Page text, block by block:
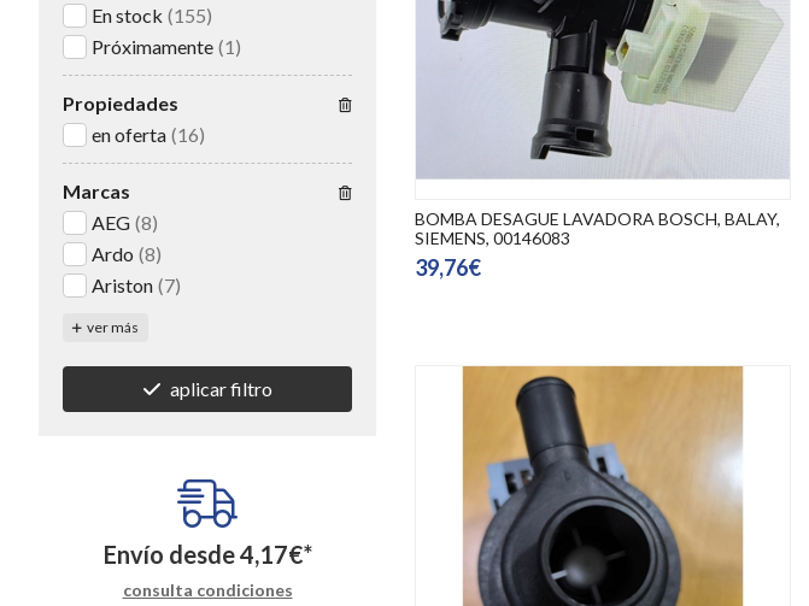
BOMBA DESAGUE LAVADORA BOSCH, BALAY,
SIEMENS, 00146083
39,76€
En stock (155)
Próximamente (1)
Propiedades
en oferta (16)
Marcas
AEG (8)
Ardo (8)
Ariston (7)
ver más
aplicar filtro
Envío desde4,17€*
consulta condiciones